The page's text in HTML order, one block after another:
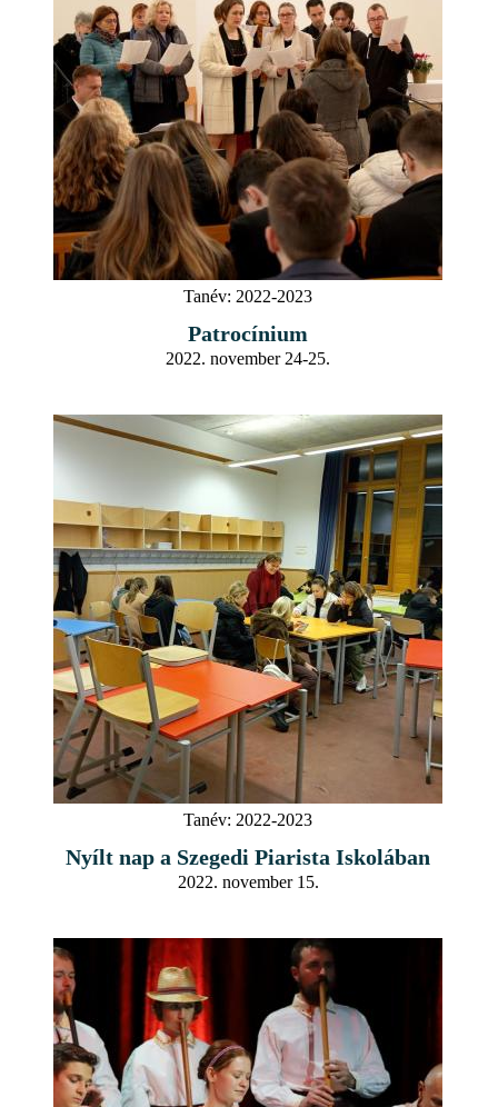
Tanév: 2022-2023
Patrocínium
2022. november 24-25.
Tanév: 2022-2023
Nyílt nap a Szegedi Piarista Iskolában
2022. november 15.